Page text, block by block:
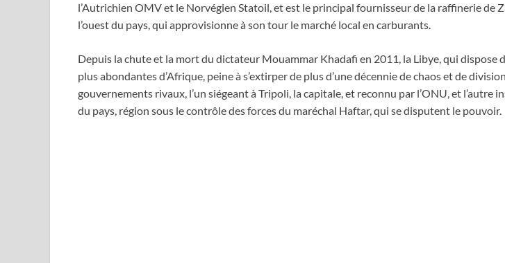
l’Autrichien OMV et le Norvégien Statoil, et est le principal fournisseur de la raffinerie de
l’ouest du pays, qui approvisionne à son tour le marché local en carburants.
Depuis la chute et la mort du dictateur Mouammar Khadafi en 2011, la Libye, qui dispose
plus abondantes d’Afrique, peine à s’extirper de plus d’une décennie de chaos et de
gouvernements rivaux, l’un siégeant à Tripoli, la capitale, et reconnu par l’ONU, et l’autre
du pays, région sous le contrôle des forces du maréchal Haftar, qui se disputent le pouvoir.